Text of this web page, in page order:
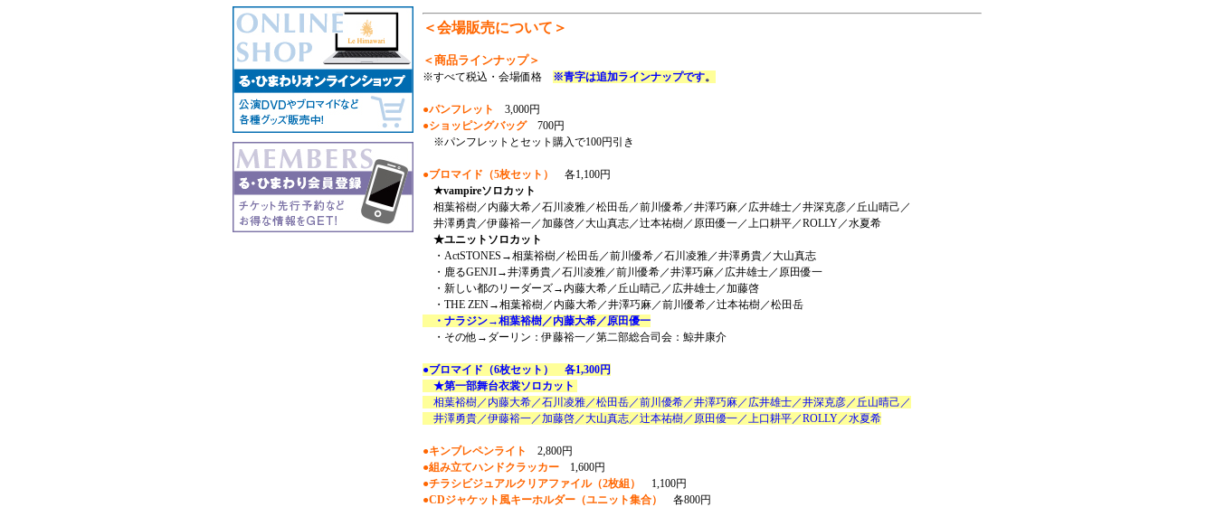
＜会場販売について＞
＜商品ラインナップ＞
※すべて税込・会場価格 ※青字は追加ラインナップです。
●パンフレット
3,000円
●ショッピングバッグ700円
※パンフレットとセット購入で100円引き
●ブロマイド（5枚セット）
各1,100円
★vampireソロカット
相葉裕樹／内藤大希／石川凌雅／松田岳／前川優希／井澤巧麻／広井雄士／井深克彦／丘山晴己／
井澤勇貴／伊藤裕一／加藤啓／大山真志／辻本祐樹／原田優一／上口耕平／ROLLY／水夏希
★ユニットソロカット
・ActSTONES→相葉裕樹／松田岳／前川優希／石川凌雅／井澤勇貴／大山真志
・鹿るGENJI→井澤勇貴／石川凌雅／前川優希／井澤巧麻／広井雄士／原田優一
・新しい都のリーダーズ→内藤大希／丘山晴己／広井雄士／加藤啓
・THE ZEN→相葉裕樹／内藤大希／井澤巧麻／前川優希／辻本祐樹／松田岳
・ナラジン→相葉裕樹／内藤大希／原田優一
・その他→ダーリン：伊藤裕一／第二部総合司会：鯨井康介
●ブロマイド（6枚セット） 各1,300円
★第一部舞台衣裳ソロカット
相葉裕樹／内藤大希／石川凌雅／松田岳／前川優希／井澤巧麻／広井雄士／井深克彦／丘山晴己／
井澤勇貴／伊藤裕一／加藤啓／大山真志／辻本祐樹／原田優一／上口耕平／ROLLY／水夏希
●キンブレペンライト
2,800円
●組み立てハンドクラッカー 1,600円
●チラシビジュアルクリアファイル（2枚組）
1,100円
●CDジャケット風キーホルダー（ユニット集合）
各800円